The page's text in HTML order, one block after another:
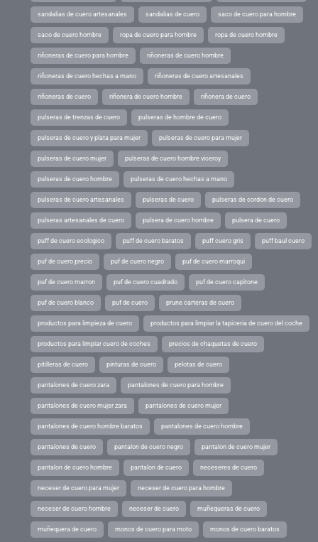
sandalias de cuero artesanales sandalias de cuero saco de cuero para hombre
saco de cuero hombre ropa de cuero para hombre ropa de cuero hombre
riñoneras de cuero para hombre riñoneras de cuero hombre
riñoneras de cuero hechas a mano riñoneras de cuero artesanales
riñoneras de cuero riñonera de cuero hombre riñonera de cuero
pulseras de trenzas de cuero pulseras de hombre de cuero
pulseras de cuero y plata para mujer pulseras de cuero para mujer
pulseras de cuero mujer pulseras de cuero hombre viceroy
pulseras de cuero hombre pulseras de cuero hechas a mano
pulseras de cuero artesanales pulseras de cuero pulseras de cordon de cuero
pulseras artesanales de cuero pulsera de cuero hombre pulsera de cuero
puff de cuero ecologico puff de cuero baratos puff cuero gris puff baul cuero
puf de cuero precio puf de cuero negro puf de cuero marroqui
puf de cuero marron puf de cuero cuadrado puf de cuero capitone
puf de cuero blanco puf de cuero prune carteras de cuero
productos para limpieza de cuero productos para limpiar la tapiceria de cuero del coche
productos para limpiar cuero de coches precios de chaquetas de cuero
pitilleras de cuero pinturas de cuero pelotas de cuero
pantalones de cuero zara pantalones de cuero para hombre
pantalones de cuero mujer zara pantalones de cuero mujer
pantalones de cuero hombre baratos pantalones de cuero hombre
pantalones de cuero pantalon de cuero negro pantalon de cuero mujer
pantalon de cuero hombre pantalon de cuero neceseres de cuero
neceser de cuero para mujer neceser de cuero para hombre
neceser de cuero hombre neceser de cuero muñequeras de cuero
muñequera de cuero monos de cuero para moto monos de cuero baratos